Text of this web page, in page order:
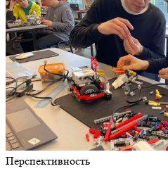
Перспективность